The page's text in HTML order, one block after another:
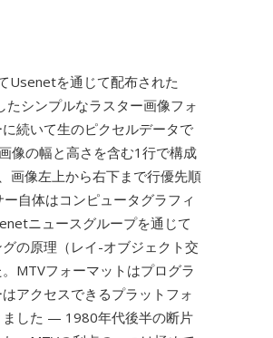
Usenetを通じて配布された
シンプルなラスター画像フォ
続いて生のピクセルデータで
像の幅と高さを含む1行で構成
画像左上から右下まで行優先順
自体はコンピュータグラフィ
ニュースグループを通じて
の原理（レイ-オブジェクト交
MTVフォーマットはプログラ
アクセスできるプラットフォ
ました — 1980年代後半の断片